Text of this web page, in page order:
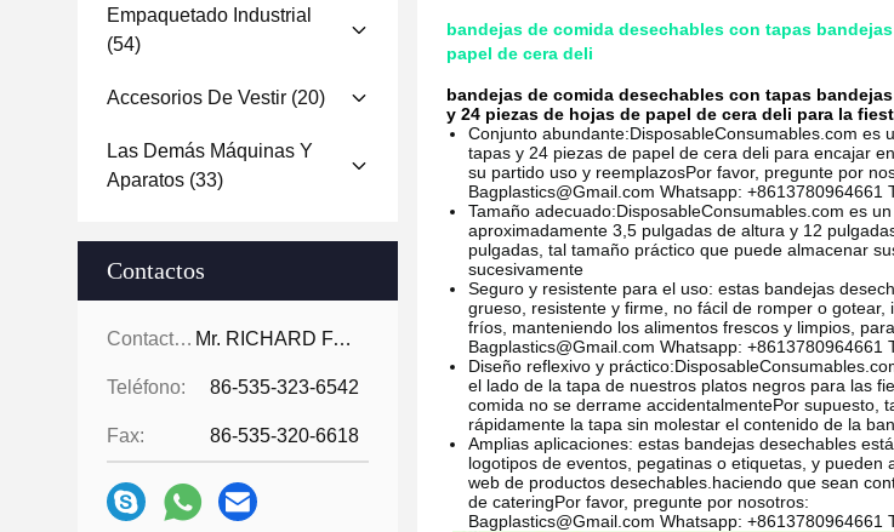
Empaquetado Industrial
(54)
Accesorios De Vestir (20)
Las Demás Máquinas Y
Aparatos (33)
Contactos
Contactos: Mr. RICHARD FAN
Teléfono: 86-535-323-6542
Fax: 86-535-320-6618
bandejas de comida desechables con tapas
papel de cera deli
bandejas de comida desechables con tapas
y 24 piezas de hojas de papel de cera deli para la
Conjunto abundante:DisposableConsumables.com es
tapas y 24 piezas de papel de cera deli para encajar
su partido uso y reemplazosPor favor, pregunte por
Bagplastics@Gmail.com Whatsapp:
Tamaño adecuado:DisposableConsumables.com es
aproximadamente 3,5 pulgadas de altura y 12
pulgadas, tal tamaño práctico que puede almacenar
sucesivamente
Seguro y resistente para el uso: estas bandejas
grueso, resistente y firme, no fácil de romper o
fríos, manteniendo los alimentos frescos y limpios,
Bagplastics@Gmail.com Whatsapp:
Diseño reflexivo y práctico:
el lado de la tapa de nuestros platos negros para las
comida no se derrame accidentalmentePor supuesto,
rápidamente la tapa sin molestar el contenido de la
Amplias aplicaciones: estas bandejas desechables
logotipos de eventos, pegatinas o etiquetas, y pueden
web de productos desechables. haciendo que sean
de cateringPor favor, pregunte por nosotros:
Bagplastics@Gmail.com Whatsapp: